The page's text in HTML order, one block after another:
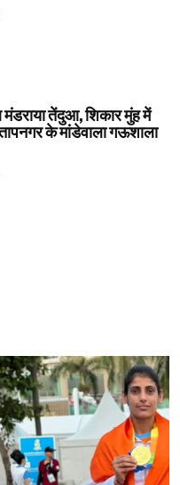
तेंदुआ, शिकार मुंह में
के मांडेवाला गऊशाला